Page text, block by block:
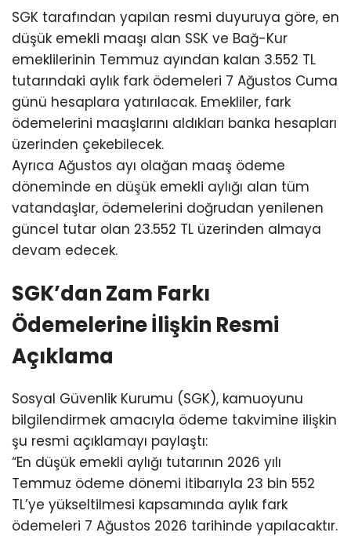
SGK tarafından yapılan resmi duyuruya göre, en
düşük emekli maaşı alan SSK ve Bağ-Kur
emeklilerinin Temmuz ayından kalan 3.552 TL
tutarındaki aylık fark ödemeleri 7 Ağustos Cuma
günü hesaplara yatırılacak. Emekliler, fark
ödemelerini maaşlarını aldıkları banka hesapları
üzerinden çekebilecek.
Ayrıca Ağustos ayı olağan maaş ödeme
döneminde en düşük emekli aylığı alan tüm
vatandaşlar, ödemelerini doğrudan yenilenen
güncel tutar olan 23.552 TL üzerinden almaya
devam edecek.
SGK’dan Zam Farkı
Ödemelerine İlişkin Resmi
Açıklama
Sosyal Güvenlik Kurumu (SGK), kamuoyunu
bilgilendirmek amacıyla ödeme takvimine ilişkin
şu resmi açıklamayı paylaştı:
“En düşük emekli aylığı tutarının 2026 yılı
Temmuz ödeme dönemi itibarıyla 23 bin 552
TL’ye yükseltilmesi kapsamında aylık fark
ödemeleri 7 Ağustos 2026 tarihinde yapılacaktır.